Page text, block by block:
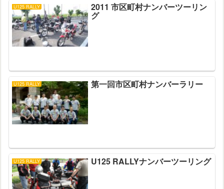
U125 RALLY 2011 市区町村ナンバーツーリン
グ
U125 RALLY 第一回市区町村ナンバーラリー
U125 RALLY U125 RALLYナンバーツーリング